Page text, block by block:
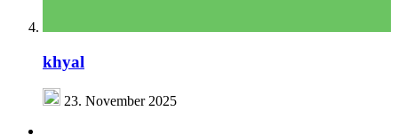
khyal
23. November 2025